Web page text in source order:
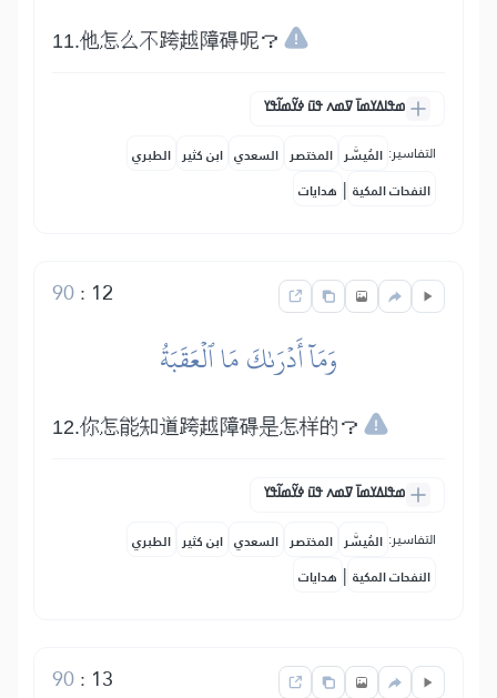
11.他怎么不跨越障碍呢？
ߘߟߊߡߌߘߊ߫ ߜߘߍ ߟߎ߫ ߦߌ߬ߘߊ߬ߟߌ
التفاسير: المُيسَّر المختصر السعدي ابن كثير الطبري
النفحات المكية | هدايات
12
:
90
وَمَآ أَدۡرَىٰكَ مَا ٱلۡعَقَبَةُ
12.你怎能知道跨越障碍是怎样的？
ߘߟߊߡߌߘߊ߫ ߜߘߍ ߟߎ߫ ߦߌ߬ߘߊ߬ߟߌ
التفاسير: المُيسَّر المختصر السعدي ابن كثير الطبري
النفحات المكية | هدايات
13
:
90